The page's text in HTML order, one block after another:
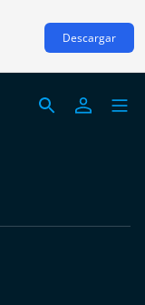
Descargar